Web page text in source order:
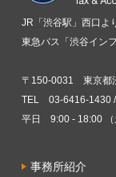
JR「渋谷駅」西口よ
東急バス「渋谷イン
〒150-0031 東京都
TEL 03-6416-1430
平日 9:00 - 18:00 （
事務所紹介